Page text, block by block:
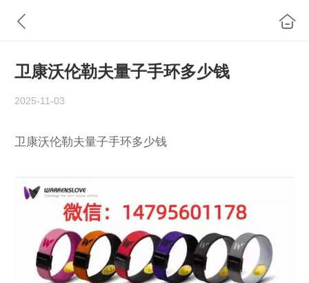
卫康沃伦勒夫量子手环多少钱
2025-11-03
卫康沃伦勒夫量子手环多少钱